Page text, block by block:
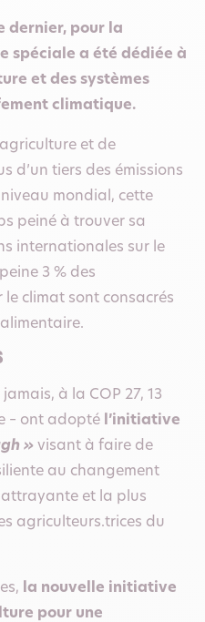
dernier, pour la
spéciale a été dédiée à
et des systèmes
climatique.
et de
d’un tiers des émissions
mondial, cette
peiné à trouver sa
internationales sur le
3 % des
climat sont consacrés
à la COP 27, 13
– ont adopté l’initiative
» visant à faire de
au changement
et la plus
agriculteurs.trices du
la nouvelle initiative
pour une